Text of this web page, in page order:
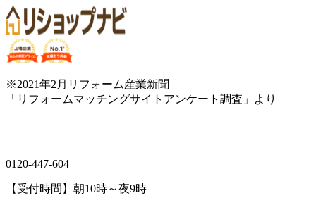
※2021年2月リフォーム産業新聞
「リフォームマッチングサイトアンケート調査」より
0120-447-604
【受付時間】朝10時～夜9時